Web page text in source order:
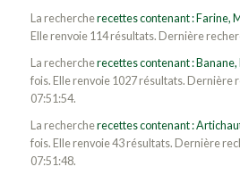
La rechercherecettes contenant : Farine,
Elle renvoie 114 résultats. Dernière
La rechercherecettes contenant :
fois. Elle renvoie 1027 résultats. Dernière
07:51:54.
La rechercherecettes contenant :
fois. Elle renvoie 43 résultats. Dernière
07:51:48.